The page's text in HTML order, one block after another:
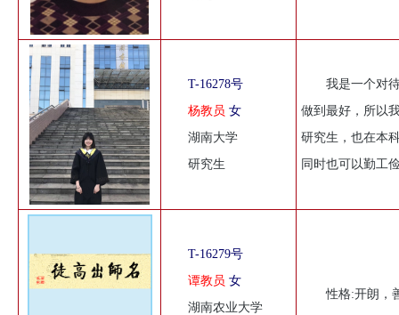
T-16278号
杨教员 女
湖南大学
研究生
我是一个对
做到最好，所以
研究生，也在本
同时也可以勤工
T-16279号
谭教员 女
湖南农业大学
性格:开朗，